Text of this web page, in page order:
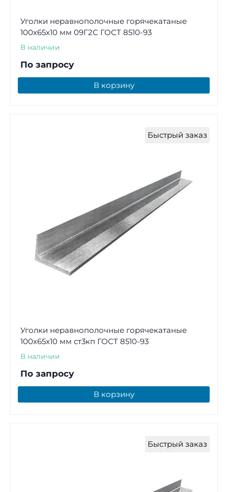
Уголки неравнополочные горячекатаные
100х65х10 мм 09Г2С ГОСТ 8510-93
В наличии
По запросу
В корзину
Быстрый заказ
Уголки неравнополочные горячекатаные
100х65х10 мм ст3кп ГОСТ 8510-93
В наличии
По запросу
В корзину
Быстрый заказ